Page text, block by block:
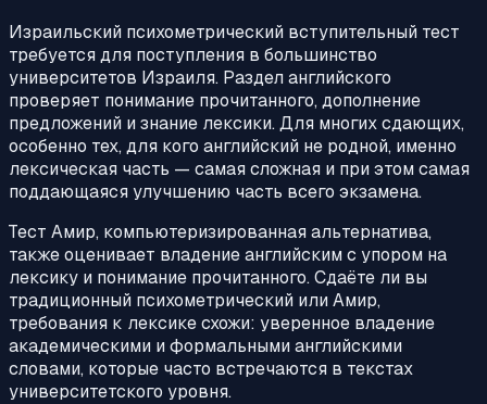
Израильский психометрический вступительный тест
требуется для поступления в большинство
университетов Израиля. Раздел английского
проверяет понимание прочитанного, дополнение
предложений и знание лексики. Для многих сдающих,
особенно тех, для кого английский не родной, именно
лексическая часть — самая сложная и при этом самая
поддающаяся улучшению часть всего экзамена.
Тест Амир, компьютеризированная альтернатива,
также оценивает владение английским с упором на
лексику и понимание прочитанного. Сдаёте ли вы
традиционный психометрический или Амир,
требования к лексике схожи: уверенное владение
академическими и формальными английскими
словами, которые часто встречаются в текстах
университетского уровня.